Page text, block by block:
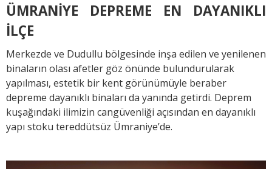
ÜMRANİYE DEPREME EN DAYANIKLI
İLÇE
Merkezde ve Dudullu bölgesinde inşa edilen ve yenilenen
binaların olası afetler göz önünde bulundurularak
yapılması, estetik bir kent görünümüyle beraber
depreme dayanıklı binaları da yanında getirdi. Deprem
kuşağındaki ilimizin cangüvenliği açısından en dayanıklı
yapı stoku tereddütsüz Ümraniye’de.